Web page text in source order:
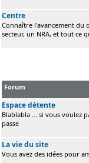
Centre
Connaître l'avancement du
secteur, un NRA, et tout ce
Forum
Espace détente
Blablabla ... si vous voulez
passe
La vie du site
Vous avez des idées pour